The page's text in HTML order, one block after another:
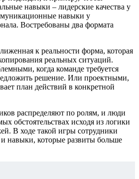
навыки – лидерские качества у
навыки у
Востребованы два формата
к реальности форма, которая
реальных ситуаций.
когда команде требуется
решение. Или проектными,
план действий в конкретной
распределяют по ролям, и люди
обстоятельствах исходя из логики
В ходе такой игры сотрудники
навыки, которые развиты больше